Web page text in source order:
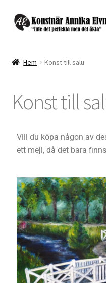
Beställ eget motiv
Hem Konst till salu
Konst till
Vill du köpa någon av
ett mejl, då det bara